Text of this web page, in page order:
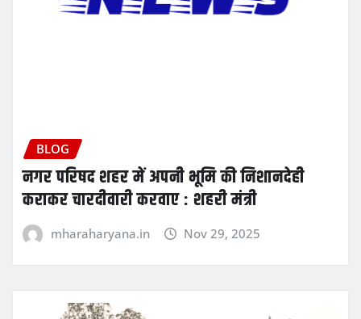
BLOG
नगर परिषद शहर में अपनी भूमि की निशानदेही
कराकर चारदीवारी करवाए : शहरी मंत्री
mharaharyana.in Nov 29, 2025